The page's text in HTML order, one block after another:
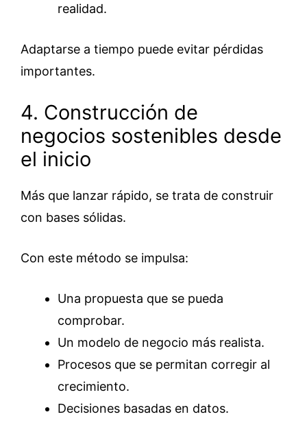
realidad.
Adaptarse a tiempo puede evitar pérdidas
importantes.
4. Construcción de
negocios sostenibles desde
el inicio
Más que lanzar rápido, se trata de construir
con bases sólidas.
Con este método se impulsa:
Una propuesta que se pueda
comprobar.
Un modelo de negocio más realista.
Procesos que se permitan corregir al
crecimiento.
Decisiones basadas en datos.